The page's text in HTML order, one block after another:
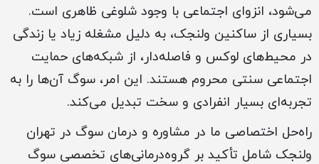
می‌شود، انزوای اجتماعی با وجود شلوغی ظاهری است.
بسیاری از ساکنین ولنجک، به دلیل مشغله زیاد یا زندگی
در محیط‌های لوکس و فاصله‌دار، از شبکه‌های حمایت
اجتماعی سنتی محروم هستند. این امر، سوگ آن‌ها را به
تجربه‌ای بسیار انفرادی و سخت تبدیل می‌کند.
راه‌حل اختصاصی ما در مشاوره و درمان سوگ در تهران
ولنجک شامل تأکید بر گروه‌درمانی‌های تخصصی سوگ